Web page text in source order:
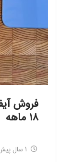
۱۸ ماهه
1 سال پیش